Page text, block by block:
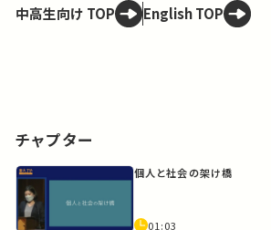
中高生向け TOP English TOP
チャプター
個人と社会の架け橋
01:03